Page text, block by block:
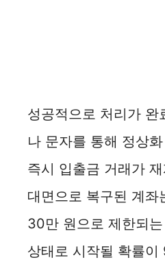
성공적으로 처리가 완
나 문자를 통해 정상
즉시 입출금 거래가
대면으로 복구된 계좌
30만 원으로 제한되는
상태로 시작될 확률이